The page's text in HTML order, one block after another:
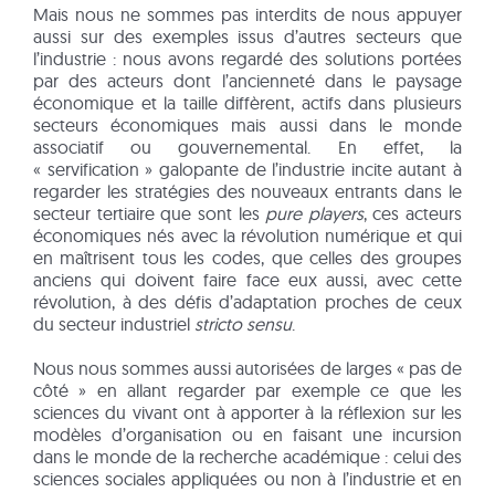
Mais nous ne sommes pas interdits de nous appuyer
aussi sur des exemples issus d’autres secteurs que
l’industrie : nous avons regardé des solutions portées
par des acteurs dont l’ancienneté dans le paysage
économique et la taille diffèrent, actifs dans plusieurs
secteurs économiques mais aussi dans le monde
associatif ou gouvernemental. En effet, la
« servification » galopante de l’industrie incite autant à
regarder les stratégies des nouveaux entrants dans le
secteur tertiaire que sont les pure players, ces acteurs
économiques nés avec la révolution numérique et qui
en maîtrisent tous les codes, que celles des groupes
anciens qui doivent faire face eux aussi, avec cette
révolution, à des défis d’adaptation proches de ceux
du secteur industriel stricto sensu.
Nous nous sommes aussi autorisées de larges « pas de
côté » en allant regarder par exemple ce que les
sciences du vivant ont à apporter à la réflexion sur les
modèles d’organisation ou en faisant une incursion
dans le monde de la recherche académique : celui des
sciences sociales appliquées ou non à l’industrie et en